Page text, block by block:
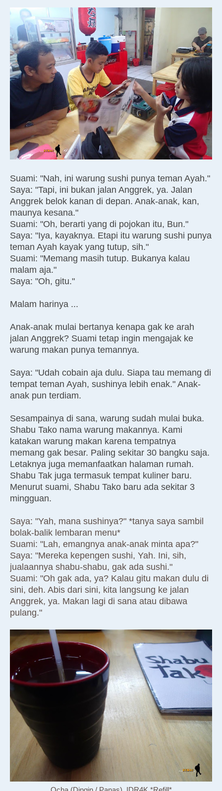
Suami: "Nah, ini warung sushi punya teman Ayah."
Saya: "Tapi, ini bukan jalan Anggrek, ya. Jalan
Anggrek belok kanan di depan. Anak-anak, kan,
maunya kesana."
Suami: "Oh, berarti yang di pojokan itu, Bun."
Saya: "Iya, kayaknya. Etapi itu warung sushi punya
teman Ayah kayak yang tutup, sih."
Suami: "Memang masih tutup. Bukanya kalau
malam aja."
Saya: "Oh, gitu."
Malam harinya ...
Anak-anak mulai bertanya kenapa gak ke arah
jalan Anggrek? Suami tetap ingin mengajak ke
warung makan punya temannya.
Saya: "Udah cobain aja dulu. Siapa tau memang di
tempat teman Ayah, sushinya lebih enak." Anak-
anak pun terdiam.
Sesampainya di sana, warung sudah mulai buka.
Shabu Tako nama warung makannya. Kami
katakan warung makan karena tempatnya
memang gak besar. Paling sekitar 30 bangku saja.
Letaknya juga memanfaatkan halaman rumah.
Shabu Tak juga termasuk tempat kuliner baru.
Menurut suami, Shabu Tako baru ada sekitar 3
mingguan.
Saya: "Yah, mana sushinya?" *tanya saya sambil
bolak-balik lembaran menu*
Suami: "Lah, emangnya anak-anak minta apa?"
Saya: "Mereka kepengen sushi, Yah. Ini, sih,
jualaannya shabu-shabu, gak ada sushi."
Suami: "Oh gak ada, ya? Kalau gitu makan dulu di
sini, deh. Abis dari sini, kita langsung ke jalan
Anggrek, ya. Makan lagi di sana atau dibawa
pulang."